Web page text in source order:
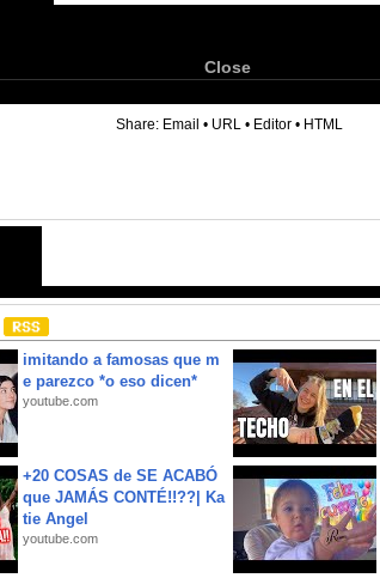
Close
Share: Email • URL • Editor • HTML
imitando a famosas que m
e parezco *o eso dicen*
youtube.com
+20 COSAS de SE ACABÓ
que JAMÁS CONTÉ!!??| Ka
tie Angel
youtube.com